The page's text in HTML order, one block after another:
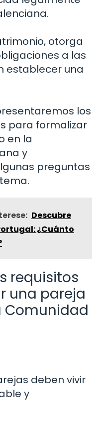
otorga
a las
establecer una
los
para formalizar
en la
y
preguntas
Descubre
¿Cuánto
requisitos
una pareja
Comunidad
deben vivir
y